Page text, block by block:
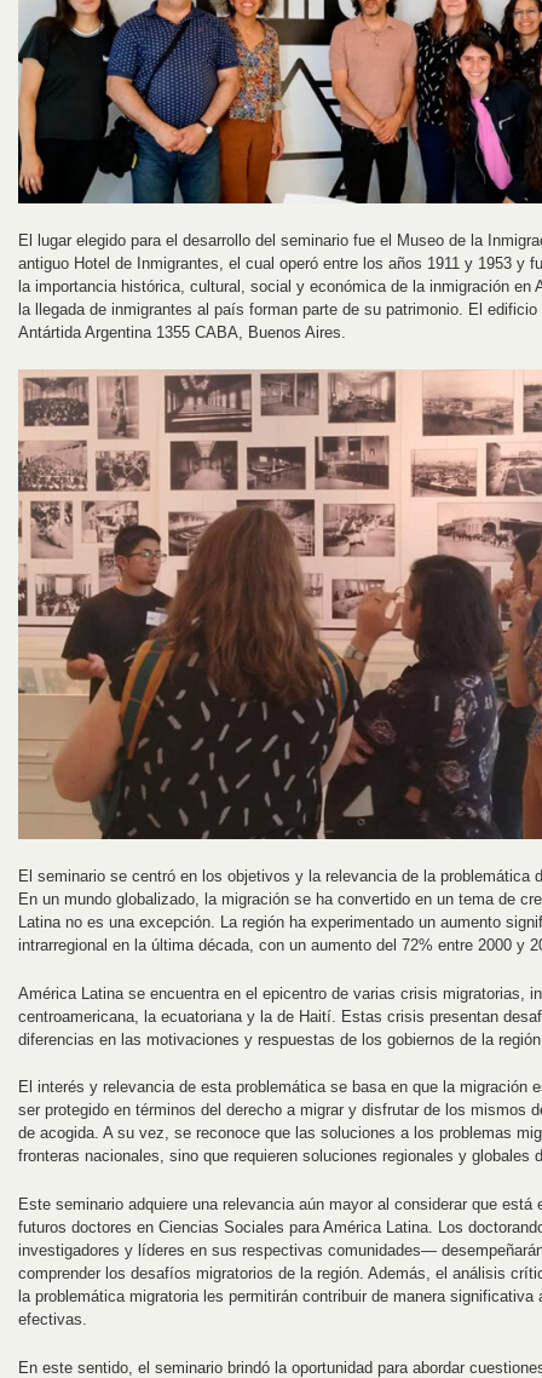
El lugar elegido para el desarrollo del seminario fue el Museo de la
antiguo Hotel de Inmigrantes, el cual operó entre los años 1911 y 1953 y
la importancia histórica, cultural, social y económica de la inmigración en
la llegada de inmigrantes al país forman parte de su patrimonio. El
Antártida Argentina 1355 CABA, Buenos Aires.
El seminario se centró en los objetivos y la relevancia de la problemática
En un mundo globalizado, la migración se ha convertido en un tema de
Latina no es una excepción. La región ha experimentado un aumento
intrarregional en la última década, con un aumento del 72% entre 2000 y
América Latina se encuentra en el epicentro de varias crisis migratorias,
centroamericana, la ecuatoriana y la de Haití. Estas crisis presentan
diferencias en las motivaciones y respuestas de los gobiernos de la
El interés y relevancia de esta problemática se basa en que la migración
ser protegido en términos del derecho a migrar y disfrutar de los mismos
de acogida. A su vez, se reconoce que las soluciones a los problemas
fronteras nacionales, sino que requieren soluciones regionales y globales
Este seminario adquiere una relevancia aún mayor al considerar que está
futuros doctores en Ciencias Sociales para América Latina. Los
investigadores y líderes en sus respectivas comunidades—
comprender los desafíos migratorios de la región. Además, el análisis
la problemática migratoria les permitirán contribuir de manera
efectivas.
En este sentido, el seminario brindó la oportunidad para abordar